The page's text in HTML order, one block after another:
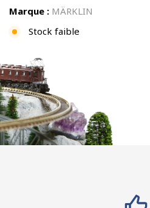
Marque : MÄRKLIN
Stock faible